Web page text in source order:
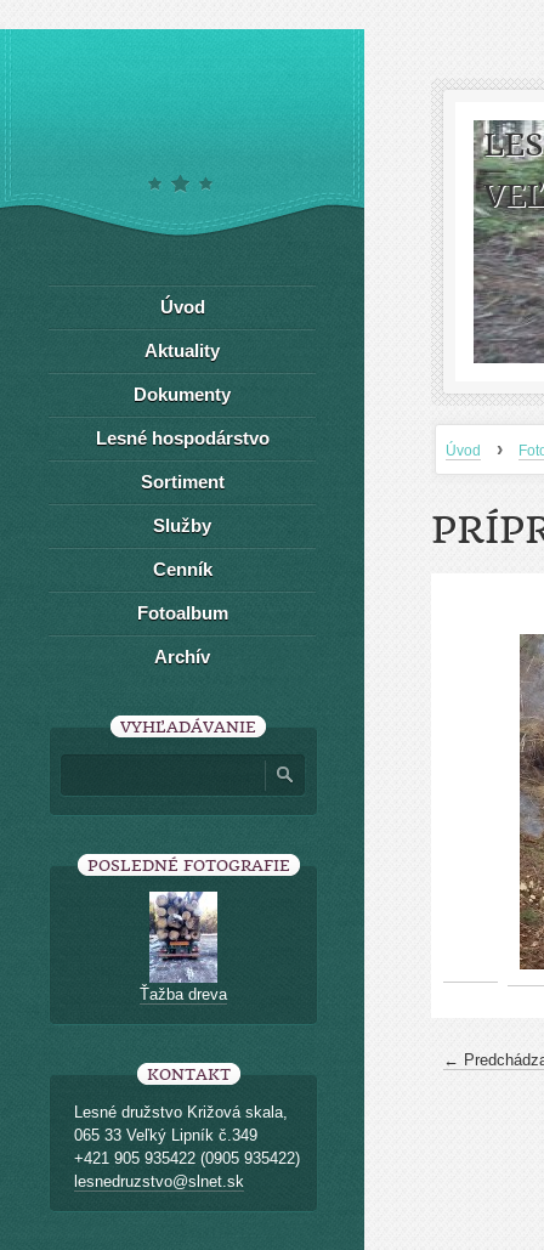
Úvod ›
←
Úvod
Aktuality
Dokumenty
Lesné hospodárstvo
Sortiment
Služby
Cenník
Fotoalbum
Archív
VYHĽADÁVANIE
POSLEDNÉ FOTOGRAFIE
Ťažba dreva
KONTAKT
Lesné družstvo Križová skala,
065 33 Veľký Lipník č.349
+421 905 935422 (0905 935422)
lesnedruzstvo@slnet.sk